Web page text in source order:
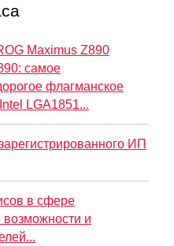
Maximus Z890
самое
флагманское
LGA1851...
ИП
в сфере
и